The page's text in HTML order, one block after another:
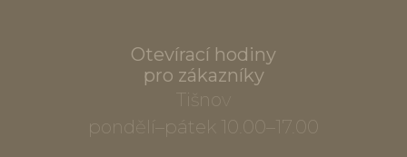
Otevírací hodiny
pro zákazníky
Tišnov
pondělí–pátek 10.00–17.00